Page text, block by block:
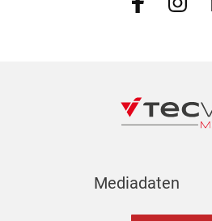
Mediadaten